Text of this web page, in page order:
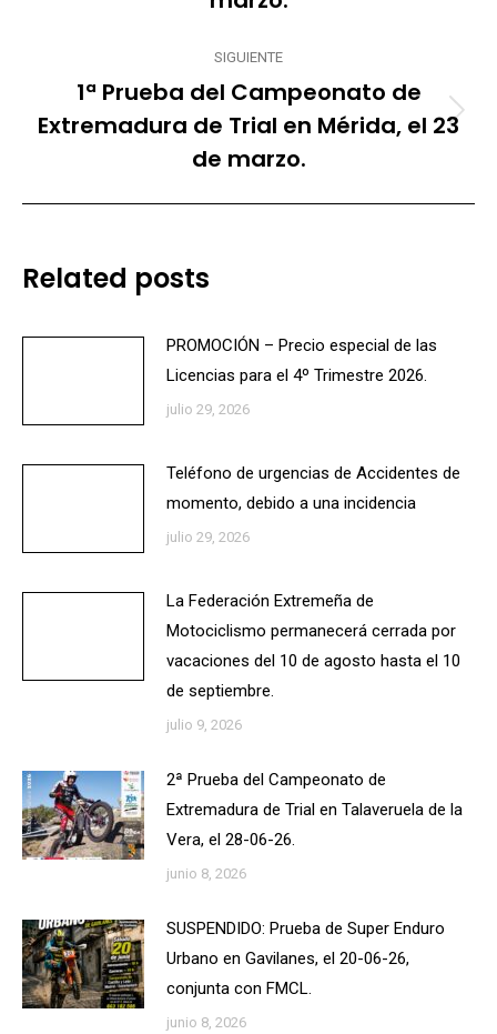
SIGUIENTE
Publicación
siguiente:
1ª Prueba del Campeonato de
Extremadura de Trial en Mérida, el 23
de marzo.
Related posts
PROMOCIÓN – Precio especial de las
Licencias para el 4º Trimestre 2026.
julio 29, 2026
Teléfono de urgencias de Accidentes de
momento, debido a una incidencia
julio 29, 2026
La Federación Extremeña de
Motociclismo permanecerá cerrada por
vacaciones del 10 de agosto hasta el 10
de septiembre.
julio 9, 2026
2ª Prueba del Campeonato de
Extremadura de Trial en Talaveruela de la
Vera, el 28-06-26.
junio 8, 2026
SUSPENDIDO: Prueba de Super Enduro
Urbano en Gavilanes, el 20-06-26,
conjunta con FMCL.
junio 8, 2026